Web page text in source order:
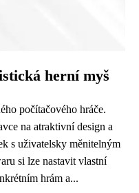
herní myš
počítačového hráče.
na atraktivní design a
s uživatelsky měnitelným
si lze nastavit vlastní
hrám a...